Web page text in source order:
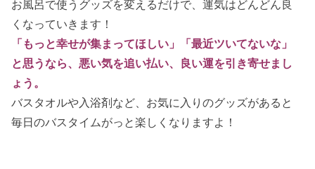
お風呂で使うグッズを変えるだけで、運気はどんどん良
くなっていきます！
「もっと幸せが集まってほしい」「最近ツいてないな」
と思うなら、悪い気を追い払い、良い運を引き寄せまし
ょう。
バスタオルや入浴剤など、お気に入りのグッズがあると
毎日のバスタイムがっと楽しくなりますよ！